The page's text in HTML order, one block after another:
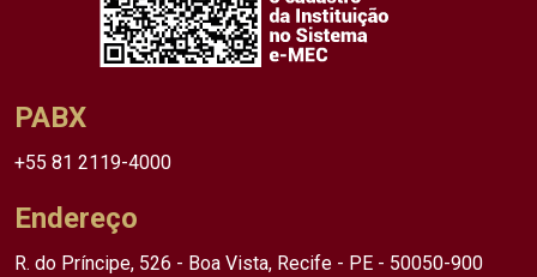
PABX
+55 81 2119-4000
Endereço
R. do Príncipe, 526 - Boa Vista, Recife - PE - 50050-900